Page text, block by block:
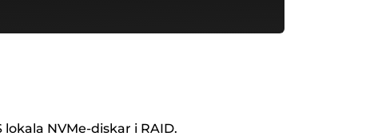
NVMe-diskar i RAID.